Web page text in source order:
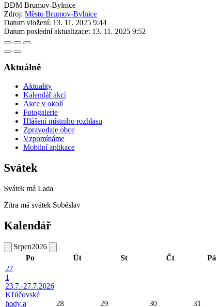
DDM Brumov-Bylnice
Zdroj: Město Brumov-Bylnice
Datum vložení: 13. 11. 2025 9:44
Datum poslední aktualizace: 13. 11. 2025 9:52
Aktuálně
Aktuality
Kalendář akcí
Akce v okolí
Fotogalerie
Hlášení místního rozhlasu
Zpravodaje obce
Vzpomínáme
Mobilní aplikace
Svátek
Svátek má Lada
Zítra má svátek Soběslav
Kalendář
Srpen2026
Po
Út St Čt
Pá
27
1
23.7.-27.7.2026
Kľúčovské
hody a
28 29 30 31